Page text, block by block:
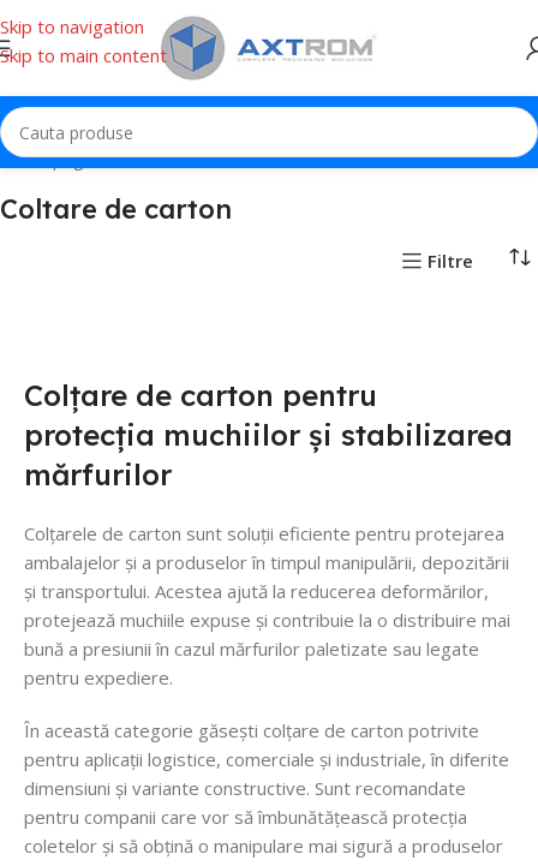
Skip to navigation
Skip to main content
Prima pagină Carton Coltare de carton
Coltare de carton
Filtre
Colțare de carton pentru
protecția muchiilor și stabilizarea
mărfurilor
Colțarele de carton sunt soluții eficiente pentru protejarea
ambalajelor și a produselor în timpul manipulării, depozitării
și transportului. Acestea ajută la reducerea deformărilor,
protejează muchiile expuse și contribuie la o distribuire mai
bună a presiunii în cazul mărfurilor paletizate sau legate
pentru expediere.
În această categorie găsești colțare de carton potrivite
pentru aplicații logistice, comerciale și industriale, în diferite
dimensiuni și variante constructive. Sunt recomandate
pentru companii care vor să îmbunătățească protecția
coletelor și să obțină o manipulare mai sigură a produselor